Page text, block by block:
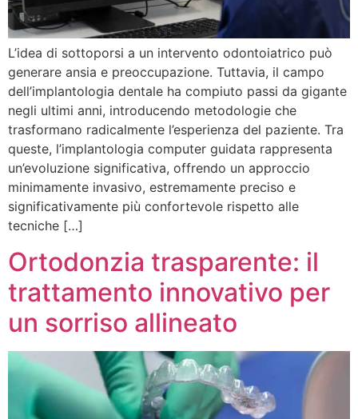
L’idea di sottoporsi a un intervento odontoiatrico può
generare ansia e preoccupazione. Tuttavia, il campo
dell’implantologia dentale ha compiuto passi da gigante
negli ultimi anni, introducendo metodologie che
trasformano radicalmente l’esperienza del paziente. Tra
queste, l’implantologia computer guidata rappresenta
un’evoluzione significativa, offrendo un approccio
minimamente invasivo, estremamente preciso e
significativamente più confortevole rispetto alle
tecniche […]
Ortodonzia trasparente: il
trattamento innovativo per
un sorriso allineato